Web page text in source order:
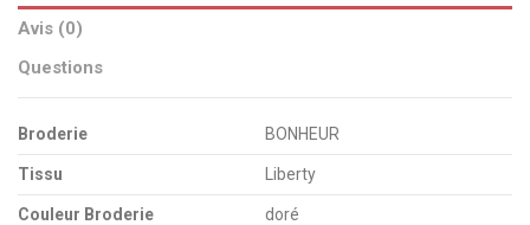
Avis (0)
Questions
Broderie BONHEUR
Tissu Liberty
Couleur Broderie doré